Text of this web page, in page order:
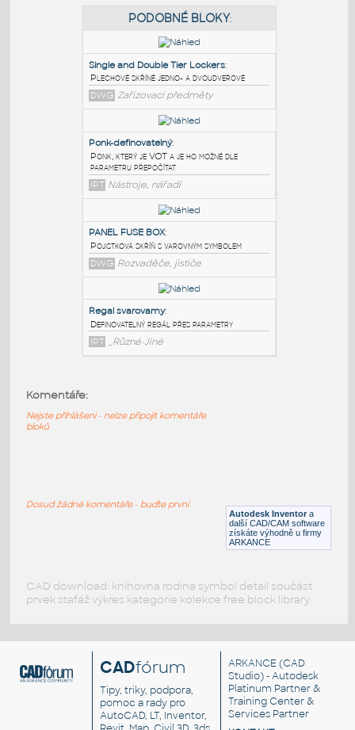
PODOBNÉ BLOKY
Single and Double Tier Lockers:
Plechové skříně jedno- a dvoudveřové
DWG Zařizovací předměty
Ponk-definovatelný
Ponk, který je VOT a je ho možné dle
parametru přepočítat
IPT Nástroje, nářadí
Pojistková skříň s varovným symbolem
Definovatelný regál přes parametry
Autodesk Inventor a
další CAD/CAM software
získáte výhodně u firmy
ARKANCE
Komentáře:
Nejste přihlášeni - nelze připojit komentáře
bloků
Dosud žádné komentáře - buďte první
CAD download: knihovna rodina symbol detail součást
prvek stafáž výkres kategorie kolekce free block library
CADfórum
Tipy, triky, podpora,
pomoc a rady pro
AutoCAD, LT, Inventor,
ARKANCE (CAD
Studio) - Autodesk
Platinum Partner &
Training Center &
Services Partner